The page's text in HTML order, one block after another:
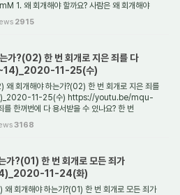
왜 회개해야 할까요? 사람은 왜 회개해야
이 ...
2915
가?(02) 한 번 회개로 지은 죄를 다
11-25(수)
왜 회개해야 하는가?(02) 한 번 회개로 지은 죄를
11-25(수) https://youtu.be/mqu-
한꺼번에 다 용서받을 수 있나요? 한 번
3168
가?(01) 한 번 회개로 모든 죄가
11-24(화)
왜 회개해야 하는가?(01) 한 번 회개로 모든 죄가